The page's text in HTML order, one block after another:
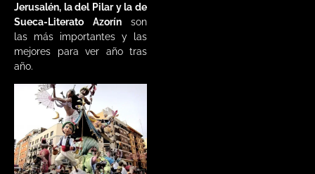
Jerusalén, la del Pilar y la de
Sueca-Literato Azorínson
las más importantes y las
mejores para ver año tras
año.